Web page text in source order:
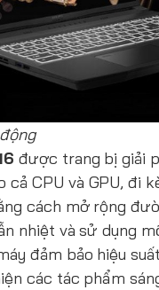
được trang bị giải
cả CPU và GPU, đi
cách mở rộng
nhiệt và sử dụng
đảm bảo hiệu
các tác phẩm